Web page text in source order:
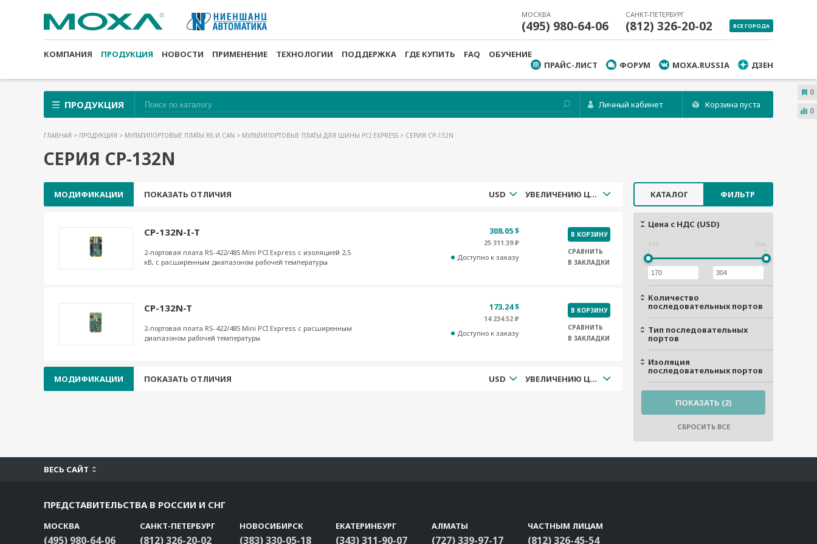
МОСКВА
(495) 980-64-06
САНКТ-ПЕТЕРБУРГ
(812) 326-20-02 ВСЕ ГОРОДА
КОМПАНИЯ ПРОДУКЦИЯ НОВОСТИ ПРИМЕНЕНИЕ ТЕХНОЛОГИИ ПОДДЕРЖКА ГДЕ КУПИТЬ FAQ
ОБУЧЕНИЕ
ПРАЙС-ЛИСТ
ФОРУМ MOXA.RUSSIA ДЗЕН
ПРОДУКЦИЯ Личный кабинет Корзина пуста
ГЛАВНАЯ > ПРОДУКЦИЯ > МУЛЬТИПОРТОВЫЕ ПЛАТЫ RS И CAN > МУЛЬТИПОРТОВЫЕ ПЛАТЫ ДЛЯ ШИНЫ PCI EXPRESS > СЕРИЯ CP-132N
СЕРИЯ CP-132N
КАТАЛОГ ФИЛЬТР
Цена с НДС (USD)
170 304
Количество
последовательных портов
Тип последовательных
портов
Изоляция
последовательных портов
МОДИФИКАЦИИ ПОКАЗАТЬ ОТЛИЧИЯ USD УВЕЛИЧЕНИЮ ЦЕНЫ
CP-132N-I-T
2-портовая плата RS-422/485 Mini PCI Express с изоляцией 2,5
кВ, с расширенным диапазоном рабочей температуры
308.05 $
25 311.39 ₽
Доступно к заказу
В КОРЗИНУ
СРАВНИТЬ
В ЗАКЛАДКИ
CP-132N-T
2-портовая плата RS-422/485 Mini PCI Express с расширенным
диапазоном рабочей температуры
173.24 $
14 234.52 ₽
Доступно к заказу
В КОРЗИНУ
СРАВНИТЬ
В ЗАКЛАДКИ
МОДИФИКАЦИИ ПОКАЗАТЬ ОТЛИЧИЯ USD УВЕЛИЧЕНИЮ ЦЕНЫ
ВЕСЬ САЙТ
ПРЕДСТАВИТЕЛЬСТВА В РОССИИ И СНГ
МОСКВА
(495) 980-64-06
САНКТ-ПЕТЕРБУРГ
(812) 326-20-02
НОВОСИБИРСК
(383) 330-05-18
ЕКАТЕРИНБУРГ
(343) 311-90-07
АЛМАТЫ
(727) 339-97-17
ЧАСТНЫМ ЛИЦАМ
(812) 326-45-54
0
0